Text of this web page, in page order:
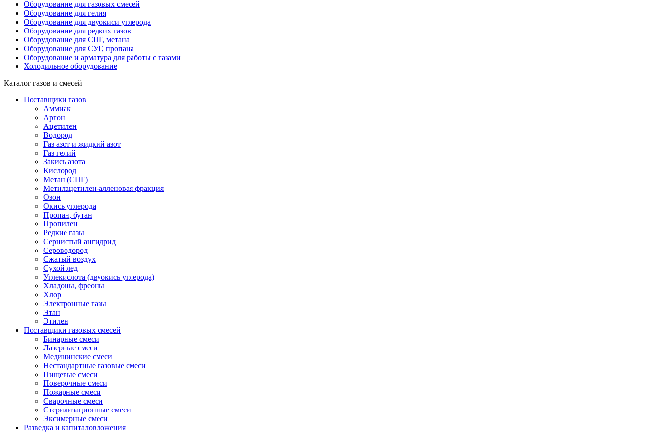
Оборудование для газовых смесей
Оборудование для гелия
Оборудование для двуокиси углерода
Оборудование для редких газов
Оборудование для СПГ, метана
Оборудование для СУГ, пропана
Оборудование и арматура для работы с газами
Холодильное оборудование
Каталог газов и смесей
Поставщики газов
Аммиак
Аргон
Ацетилен
Водород
Газ азот и жидкий азот
Газ гелий
Закись азота
Кислород
Метан (СПГ)
Метилацетилен-алленовая фракция
Озон
Окись углерода
Пропан, бутан
Пропилен
Редкие газы
Сернистый ангидрид
Сероводород
Сжатый воздух
Сухой лед
Углекислота (двуокись углерода)
Хладоны, фреоны
Хлор
Электронные газы
Этан
Этилен
Поставщики газовых смесей
Бинарные смеси
Лазерные смеси
Медицинские смеси
Нестандартные газовые смеси
Пищевые смеси
Поверочные смеси
Пожарные смеси
Сварочные смеси
Стерилизационные смеси
Эксимерные смеси
Разведка и капиталовложения